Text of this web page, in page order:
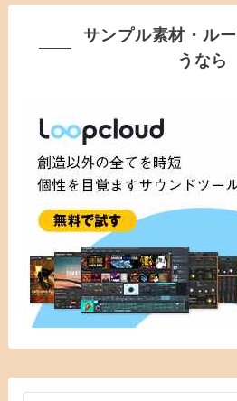
サンプル素材・ル
うなら